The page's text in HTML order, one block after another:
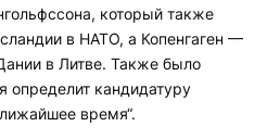
который также
в НАТО, а Копенгаген —
в Литве. Также было
определит кандидатуру
время“.